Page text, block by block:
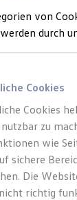
Angebote
Leasing
Leasing
ohne
mit
und
an der
auf der
von
durch
Cookies
Cookies
zu
wie
sichere
Die
richtig